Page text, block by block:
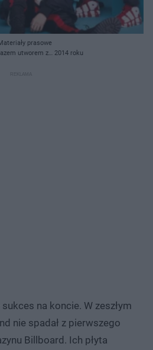
prasowe
utworem z… 2014 roku
na koncie. W zeszłym
nie spadał z pierwszego
Billboard. Ich płyta